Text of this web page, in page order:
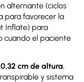
alternante (ciclos
para favorecer la
Inflate) para
cuando el paciente
cm de altura,
y sistema